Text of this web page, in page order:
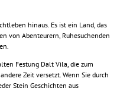
hinaus. Es ist ein Land, das
von Abenteurern, Ruhesuchenden
Festung Dalt Vila, die zum
Zeit versetzt. Wenn Sie durch
Stein Geschichten aus